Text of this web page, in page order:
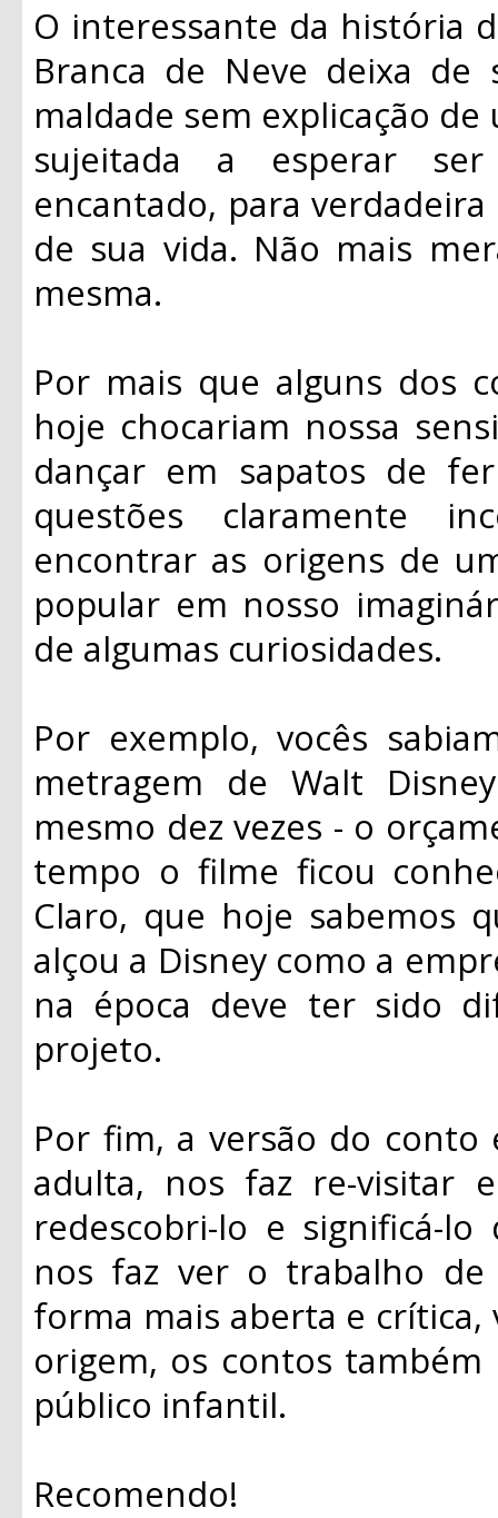
O interessante da história
Branca de Neve deixa de
maldade sem explicação
sujeitada a esperar
encantado, para
de sua vida. Não mais
mesma.
Por mais que alguns dos
hoje chocariam nossa
dançar em sapatos de
questões claramente
encontrar as origens de
popular em nosso
de algumas curiosidades.
Por exemplo, vocês
metragem de Walt
mesmo dez vezes - o
tempo o filme ficou
Claro, que hoje sabemos
alçou a Disney como a
na época deve ter sido
projeto.
Por fim, a versão do
adulta, nos faz re-visitar
redescobri-lo e significá-
nos faz ver o trabalho de
forma mais aberta e
origem, os contos
público infantil.
Recomendo!